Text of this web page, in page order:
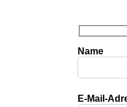
Name
E-Mail-